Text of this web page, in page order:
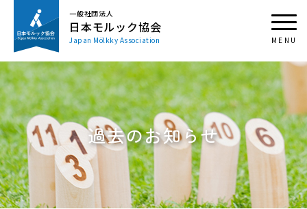
一般社団法人
日本モルック協会
Japan Mölkky Association
過去のお知らせ